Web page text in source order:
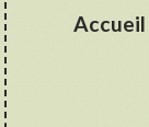
Accueil